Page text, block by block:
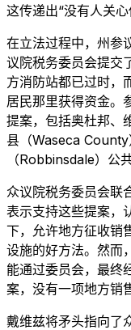
这传递出“没有人关心
在立法过程中，州参
议院税务委员会提交
方消防站都已过时，
居民那里获得资金。
提案，包括奥杜邦、
县（Waseca
（Robbinsdale）公
众议院税务委员会联
表示支持这些提案，
下，允许地方征收销
设施的好方法。然而
能通过委员会，最终
案，没有一项地方销
戴维兹将矛头指向了